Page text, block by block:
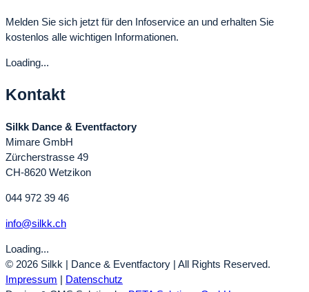
Melden Sie sich jetzt für den Infoservice an und erhalten Sie
kostenlos alle wichtigen Informationen.
Loading...
Kontakt
Silkk Dance & Eventfactory
Mimare GmbH
Zürcherstrasse 49
CH-8620 Wetzikon
044 972 39 46
info@silkk.ch
Loading...
© 2026 Silkk | Dance & Eventfactory | All Rights Reserved.
Impressum | Datenschutz